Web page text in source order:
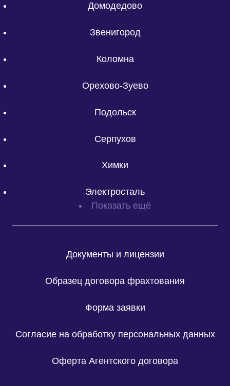
Домодедово
Звенигород
Коломна
Орехово-Зуево
Подольск
Серпухов
Химки
Электросталь
Показать ещё
Документы и лицензии
Образец договора фрахтования
Форма заявки
Согласие на обработку персональных данных
Оферта Агентского договора